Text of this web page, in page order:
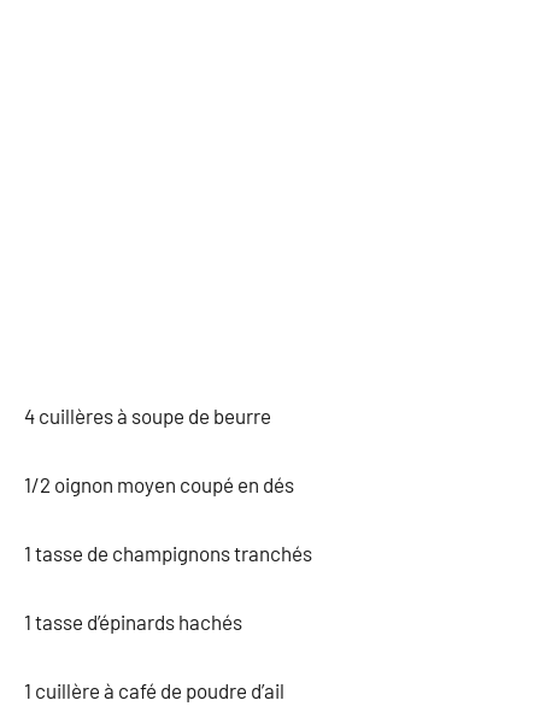
4 cuillères à soupe de beurre
1/2 oignon moyen coupé en dés
1 tasse de champignons tranchés
1 tasse d’épinards hachés
1 cuillère à café de poudre d’ail